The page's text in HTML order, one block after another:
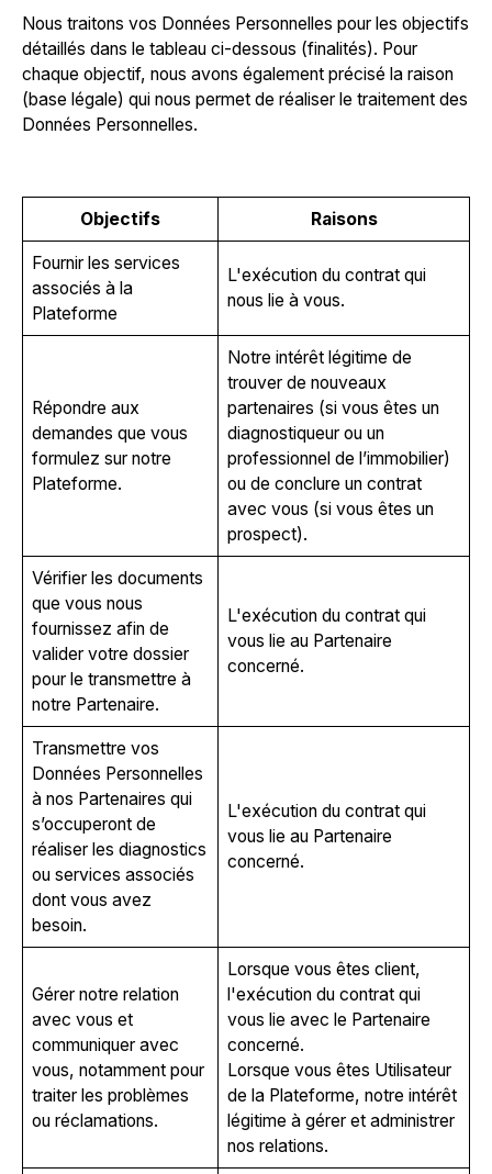
Nous traitons vos Données Personnelles pour les objectifs
détaillés dans le tableau ci-dessous (finalités). Pour
chaque objectif, nous avons également précisé la raison
(base légale) qui nous permet de réaliser le traitement des
Données Personnelles.
Objectifs Raisons
Fournir les services
associés à la
Plateforme
L'exécution du contrat qui
nous lie à vous.
Répondre aux
demandes que vous
formulez sur notre
Plateforme.
Notre intérêt légitime de
trouver de nouveaux
partenaires (si vous êtes un
diagnostiqueur ou un
professionnel de l’immobilier)
ou de conclure un contrat
avec vous (si vous êtes un
prospect).
Vérifier les documents
que vous nous
fournissez afin de
valider votre dossier
pour le transmettre à
notre Partenaire.
L'exécution du contrat qui
vous lie au Partenaire
concerné.
Transmettre vos
Données Personnelles
à nos Partenaires qui
s’occuperont de
réaliser les diagnostics
ou services associés
dont vous avez
besoin.
L'exécution du contrat qui
vous lie au Partenaire
concerné.
Gérer notre relation
avec vous et
communiquer avec
vous, notamment pour
traiter les problèmes
ou réclamations.
Lorsque vous êtes client,
l'exécution du contrat qui
vous lie avec le Partenaire
concerné.
Lorsque vous êtes Utilisateur
de la Plateforme, notre intérêt
légitime à gérer et administrer
nos relations.